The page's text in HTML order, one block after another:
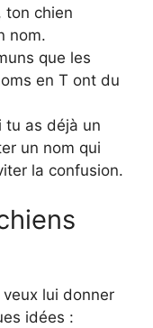
ton chien
nom.
que les
en T ont du
tu as déjà un
un nom qui
la confusion.
lui donner
idées :